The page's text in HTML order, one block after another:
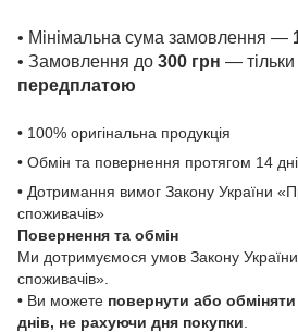
• Мінімальна сума замовлення —
• Замовлення до 300 грн — тільки
передплатою
• 100% оригінальна продукція
• Обмін та повернення протягом 14
• Дотримання вимог Закону України
споживачів»
Повернення та обмін
Ми дотримуємося умов Закону
споживачів».
• Ви можете повернути або
днів, не рахуючи дня покупки